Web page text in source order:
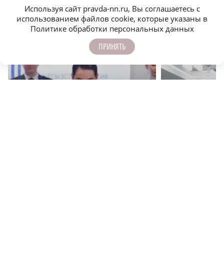
ЕЩЁ НОВОСТИ ПО ТЕМЕ
Используя сайт pravda-nn.ru, Вы соглашаетесь с
использованием файлов cookie, которые указаны в
Политике обработки персональных данных
ПРИНЯТЬ